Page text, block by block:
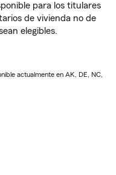
para los titulares
de vivienda no de
elegibles.
actualmente en AK, DE, NC,